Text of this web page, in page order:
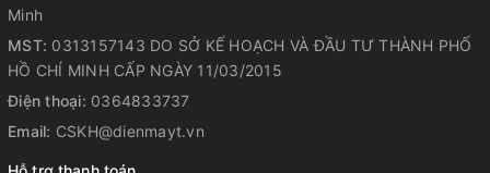
Minh
MST: 0313157143 DO SỞ KẾ HOẠCH VÀ ĐẦU TƯ THÀNH PHỐ
HỒ CHÍ MINH CẤP NGÀY 11/03/2015
Điện thoại: 0364833737
Email: CSKH@dienmayt.vn